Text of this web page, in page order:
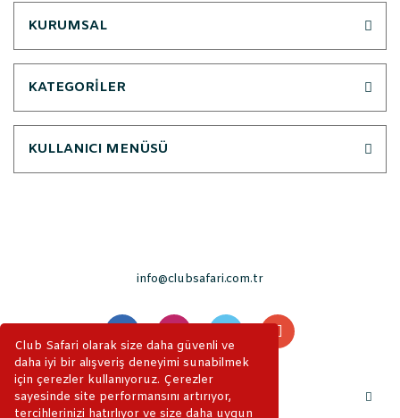
Club Safari olarak size daha güvenli ve
daha iyi bir alışveriş deneyimi sunabilmek
için çerezler kullanıyoruz. Çerezler
sayesinde site performansını artırıyor,
tercihlerinizi hatırlıyor ve size daha uygun
KURUMSAL
KATEGORİLER
KULLANICI MENÜSÜ
info@clubsafari.com.tr